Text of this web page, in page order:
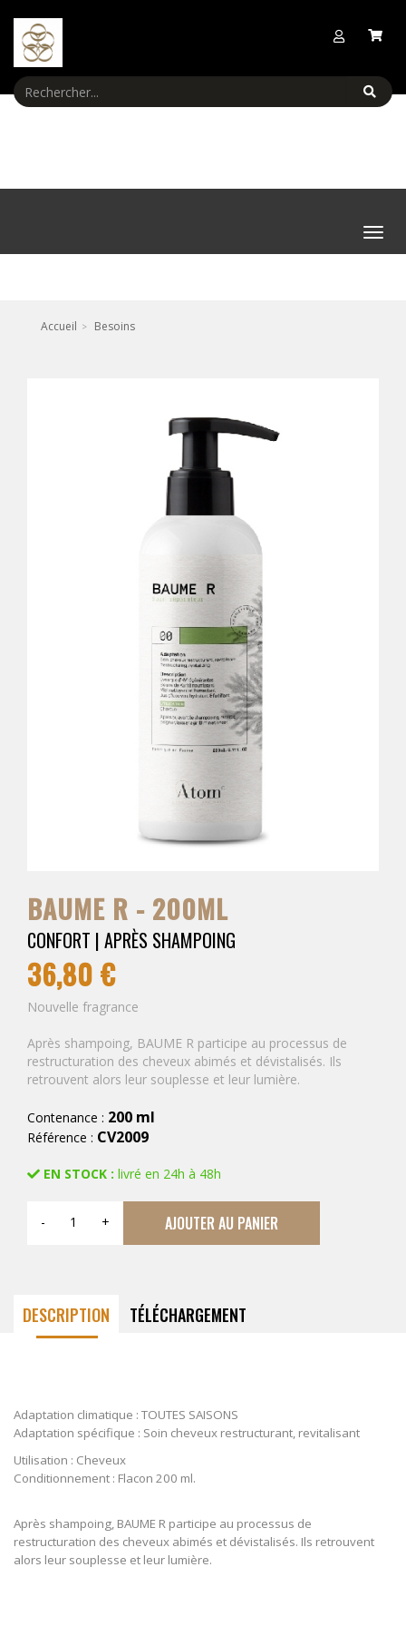
Menu
Accueil Besoins
BAUME R - 200ML
CONFORT | APRÈS SHAMPOING
36,80 €
Nouvelle fragrance
Après shampoing, BAUME R participe au processus de
restructuration des cheveux abimés et dévistalisés. Ils
retrouvent alors leur souplesse et leur lumière.
Contenance : 200 ml
Référence : CV2009
EN STOCK : livré en 24h à 48h
- + AJOUTER AU PANIER
DESCRIPTION TÉLÉCHARGEMENT
Adaptation climatique : TOUTES SAISONS
Adaptation spécifique : Soin cheveux restructurant, revitalisant
Utilisation : Cheveux
Conditionnement : Flacon 200 ml.
Après shampoing, BAUME R participe au processus de
restructuration des cheveux abimés et dévistalisés. Ils retrouvent
alors leur souplesse et leur lumière.